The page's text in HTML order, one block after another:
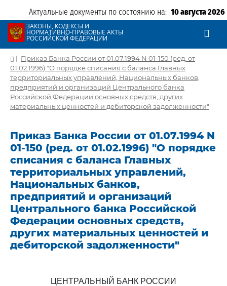
Актуальные документы по состоянию на: 10 августа 2026
ЗАКОНЫ, КОДЕКСЫ И
НОРМАТИВНО-ПРАВОВЫЕ АКТЫ
РОССИЙСКОЙ ФЕДЕРАЦИИ
| Приказ Банка России от 01.07.1994 N 01-150 (ред. от
01.02.1996) "О порядке списания с баланса Главных
территориальных управлений, Национальных банков,
предприятий и организаций Центрального банка
Российской Федерации основных средств, других
материальных ценностей и дебиторской задолженности"
Приказ Банка России от 01.07.1994 N
01-150 (ред. от 01.02.1996) "О порядке
списания с баланса Главных
территориальных управлений,
Национальных банков,
предприятий и организаций
Центрального банка Российской
Федерации основных средств,
других материальных ценностей и
дебиторской задолженности"
ЦЕНТРАЛЬНЫЙ БАНК РОССИИ